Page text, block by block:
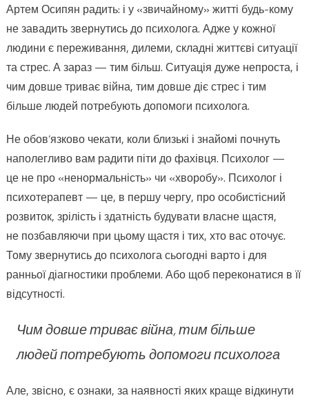
Артем Осипян радить: і у «звичайному» житті будь-кому
не завадить звернутись до психолога. Адже у кожної
людини є переживання, дилеми, складні життєві ситуації
та стрес. А зараз — тим більш. Ситуація дуже непроста, і
чим довше триває війна, тим довше діє стрес і тим
більше людей потребують допомоги психолога.
Не обов’язково чекати, коли близькі і знайомі почнуть
наполегливо вам радити піти до фахівця. Психолог —
це не про «ненормальність» чи «хворобу». Психолог і
психотерапевт — це, в першу чергу, про особистісний
розвиток, зрілість і здатність будувати власне щастя,
не позбавляючи при цьому щастя і тих, хто вас оточує.
Тому звернутись до психолога сьогодні варто і для
ранньої діагностики проблеми. Або щоб переконатися в її
відсутності.
Чим довше триває війна, тим більше
людей потребують допомоги психолога
Але, звісно, є ознаки, за наявності яких краще відкинути